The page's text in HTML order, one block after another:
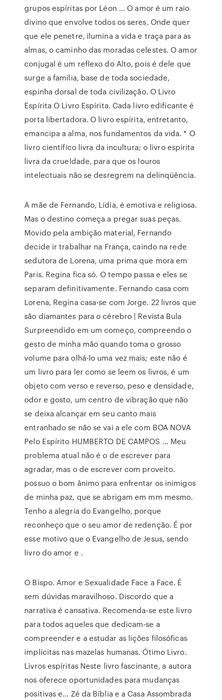
grupos espíritas por Léon ... O amor é um raio
divino que envolve todos os seres. Onde quer
que ele penetre, ilumina a vida e traça para as
almas, o caminho das moradas celestes. O amor
conjugal é um reflexo do Alto, pois é dele que
surge a família, base de toda sociedade,
espinha dorsal de toda civilização. O Livro
Espírita O Livro Espírita. Cada livro edificante é
porta libertadora. O livro espírita, entretanto,
emancipa a alma, nos fundamentos da vida. * O
livro científico livra da incultura; o livro espírita
livra da crueldade, para que os louros
intelectuais não se desregrem na delinqüência.
A mãe de Fernando, Lídia, é emotiva e religiosa.
Mas o destino começa a pregar suas peças.
Movido pela ambição material, Fernando
decide ir trabalhar na França, caindo na rede
sedutora de Lorena, uma prima que mora em
Paris. Regina fica só. O tempo passa e eles se
separam definitivamente. Fernando casa com
Lorena, Regina casa-se com Jorge. 22 livros que
são diamantes para o cérebro | Revista Bula
Surpreendido em um começo, compreendo o
gesto de minha mão quando toma o grosso
volume para olhá-lo uma vez mais; este não é
um livro para ler como se leem os livros, é um
objeto com verso e reverso, peso e densidade,
odor e gosto, um centro de vibração que não
se deixa alcançar em seu canto mais
entranhado se não se vai a ele com BOA NOVA
Pelo Espírito HUMBERTO DE CAMPOS … Meu
problema atual não é o de escrever para
agradar, mas o de escrever com proveito.
possuo o bom ânimo para enfrentar os inimigos
de minha paz, que se abrigam em mm mesmo.
Tenho a alegria do Evangelho, porque
reconheço que o seu amor de redenção. É por
esse motivo que o Evangelho de Jesus, sendo
livro do amor e .
O Bispo. Amor e Sexualidade Face a Face. É
sem dúvidas maravilhoso. Discordo que a
narrativa é cansativa. Recomenda-se este livro
para todos aqueles que dedicam-se a
compreender e a estudar as lições filosóficas
implícitas nas mazelas humanas. Ótimo Livro.
Livros espíritas Neste livro fascinante, a autora
nos oferece oportunidades para mudanças
positivas e… Zé da Bíblia e a Casa Assombrada